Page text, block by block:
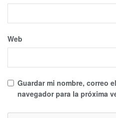
Web
Guardar mi nombre, correo
navegador para la próxima